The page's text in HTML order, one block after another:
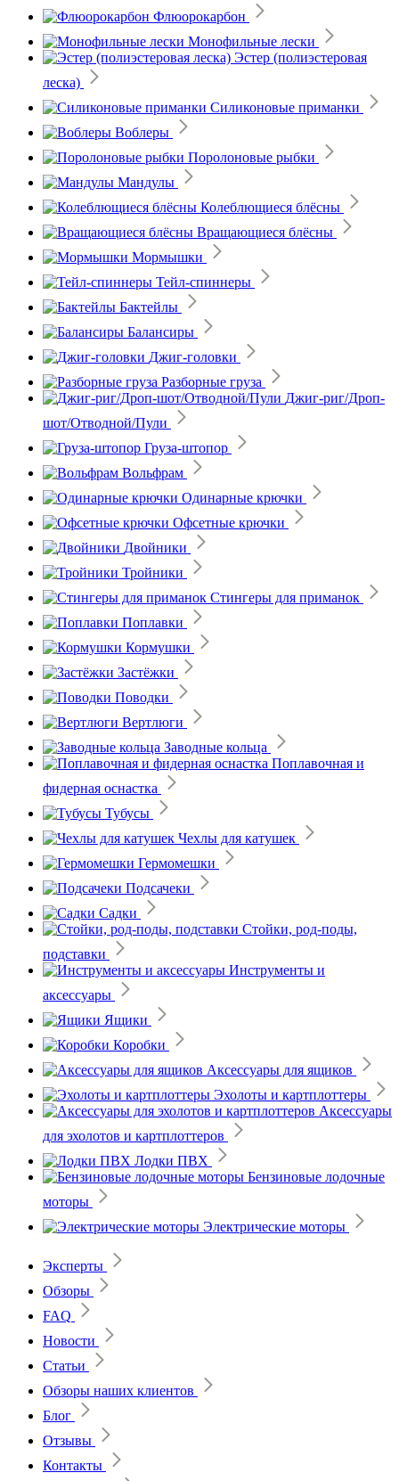
Флюорокарбон
Монофильные лески
Эстер (полиэстеровая
леска)
Силиконовые приманки
Воблеры
Поролоновые рыбки
Мандулы
Колеблющиеся блёсны
Вращающиеся блёсны
Мормышки
Тейл-спиннеры
Бактейлы
Балансиры
Джиг-головки
Разборные груза
Джиг-риг/Дроп-
шот/Отводной/Пули
Груза-штопор
Вольфрам
Одинарные крючки
Офсетные крючки
Двойники
Тройники
Стингеры для приманок
Поплавки
Кормушки
Застёжки
Поводки
Вертлюги
Заводные кольца
Поплавочная и
фидерная оснастка
Тубусы
Чехлы для катушек
Гермомешки
Подсачеки
Садки
Стойки, род-поды,
подставки
Инструменты и
аксессуары
Ящики
Коробки
Аксессуары для ящиков
Эхолоты и картплоттеры
Аксессуары
для эхолотов и картплоттеров
Лодки ПВХ
Бензиновые лодочные
моторы
Электрические моторы
Эксперты
Обзоры
FAQ
Новости
Статьи
Обзоры наших клиентов
Блог
Отзывы
Контакты